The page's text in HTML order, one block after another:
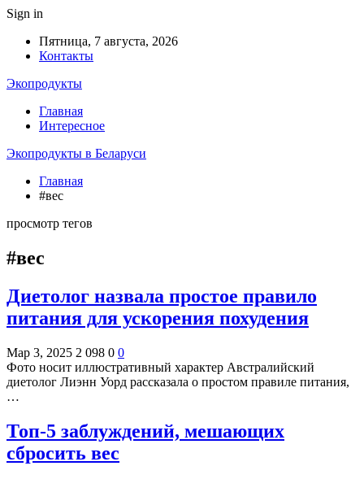
Sign in
Пятница, 7 августа, 2026
Контакты
Экопродукты
Главная
Интересное
Экопродукты в Беларуси
Главная
#вес
просмотр тегов
#вес
Диетолог назвала простое правило
питания для ускорения похудения
Мар 3, 2025 2 098 0 0
Фото носит иллюстративный характер Австралийский
диетолог Лиэнн Уорд рассказала о простом правиле питания,
…
Топ-5 заблуждений, мешающих
сбросить вес